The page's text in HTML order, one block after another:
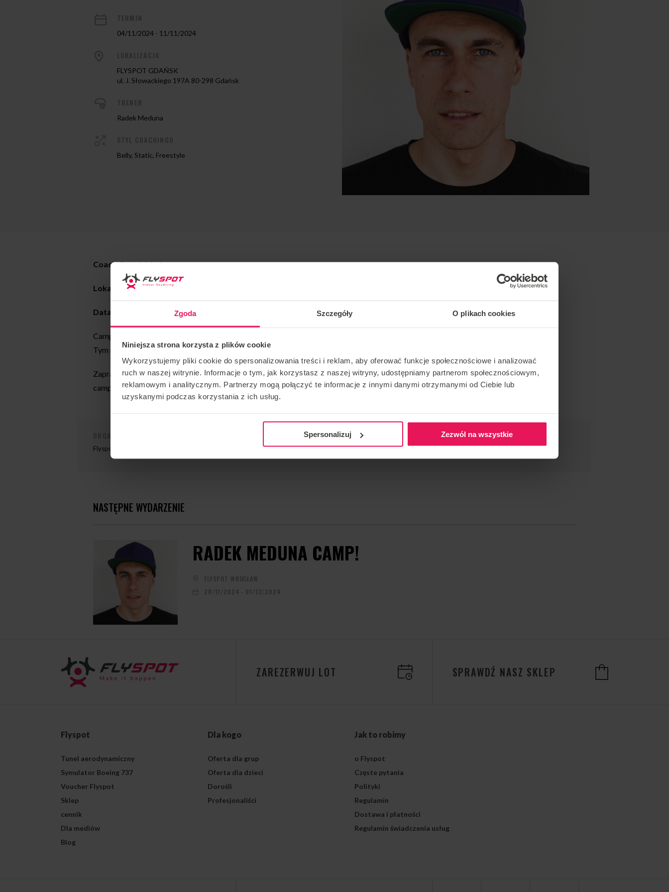
Zgoda Szczegóły O plikach cookies
Niniejsza strona korzysta z plików cookie
Wykorzystujemy pliki cookie do spersonalizowania treści i reklam, aby oferować funkcje społecznościowe i analizować
ruch w naszej witrynie. Informacje o tym, jak korzystasz z naszej witryny, udostępniamy partnerom społecznościowym,
reklamowym i analitycznym. Partnerzy mogą połączyć te informacje z innymi danymi otrzymanymi od Ciebie lub
uzyskanymi podczas korzystania z ich usług.
Spersonalizuj Zezwól na wszystkie
04/11/2024 - 11/11/2024
FLYSPOT GDAŃSK
ul. J. Słowackiego 197A 80-298 Gdańsk
Radek Meduna
Belly, Static, Freestyle
Coach: Radek Meduna
Lokalizacja: Flyspot Gdańsk
Data:
Camp organizowany przez coacha Radka Medunę.
Tym razem w naszym nowym tunelu w Gdańsku.
Zapraszamy! Jeśli jesteś zainteresowany dołączeniem do campu, napisz do nas:
camps@flyspot.com
Flyspot
KONTAKT W SPRAWIE IMPREZY
camps@flyspot.com
POLEĆ TO WYDARZENIE
NASTĘPNE WYDARZENIE
RADEK MEDUNA CAMP!
FLYSPOT WROCŁAW
28/11/2024 - 01/12/2024
ZAREZERWUJ LOT SPRAWDŹ NASZ SKLEP
Flyspot
Tunel aerodynamiczny
Symulator Boeing 737
Voucher Flyspot
Sklep
cennik
Dla mediów
Blog
Dla kogo
Oferta dla grup
Oferta dla dzieci
Dorośli
Profesjonaliści
Jak to robimy
o Flyspot
Częste pytania
Polityki
Regulamin
Dostawa i płatności
Regulamin świadczenia usług